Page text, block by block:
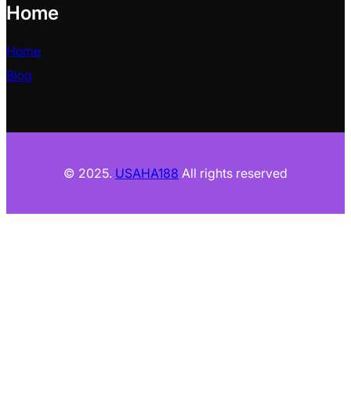
Home
Home
Blog
© 2025. USAHA188 All rights reserved